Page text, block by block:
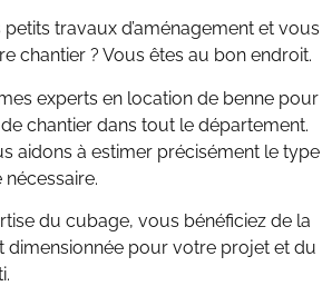
travaux d’aménagement et vous
chantier ? Vous êtes au bon endroit.
experts en location de benne pour
chantier dans tout le département.
aidons à estimer précisément le type
du cubage, vous bénéficiez de la
dimensionnée pour votre projet et du